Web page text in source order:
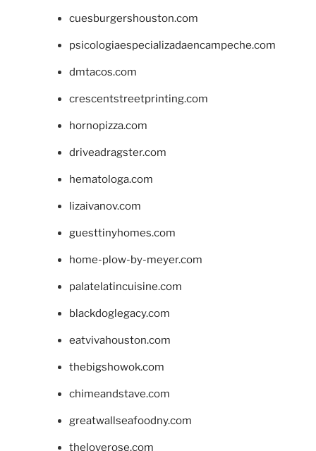
cuesburgershouston.com
psicologiaespecializadaencampeche.com
dmtacos.com
crescentstreetprinting.com
hornopizza.com
driveadragster.com
hematologa.com
lizaivanov.com
guesttinyhomes.com
home-plow-by-meyer.com
palatelatincuisine.com
blackdoglegacy.com
eatvivahouston.com
thebigshowok.com
chimeandstave.com
greatwallseafoodny.com
theloverose.com